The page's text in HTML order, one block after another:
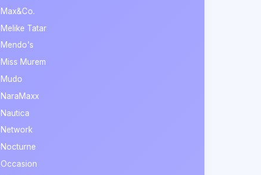
Max&Co.
Melike Tatar
Mendo's
Miss Murem
Mudo
NaraMaxx
Nautica
Network
Nocturne
Occasion